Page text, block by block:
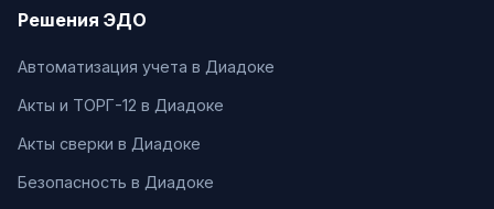
Решения ЭДО
Автоматизация учета в Диадоке
Акты и ТОРГ-12 в Диадоке
Акты сверки в Диадоке
Безопасность в Диадоке